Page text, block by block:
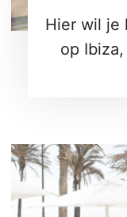
Hier wil je
op